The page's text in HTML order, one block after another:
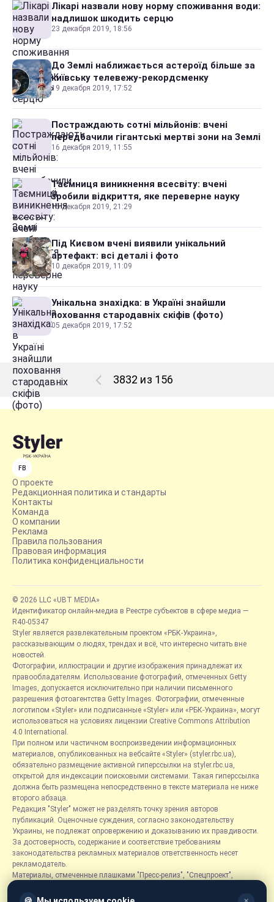
Лікарі назвали нову норму споживання води:
надлишок шкодить серцю
23 декабря 2019, 18:56
До Землі наближається астероїд більше за
київську телевежу-рекордсменку
19 декабря 2019, 17:52
Постраждають сотні мільйонів: вчені
передбачили гігантські мертві зони на Землі
16 декабря 2019, 11:55
Таємниця виникнення всесвіту: вчені
зробили відкриття, яке переверне науку
15 декабря 2019, 21:29
Під Києвом вчені виявили унікальний
артефакт: всі деталі і фото
10 декабря 2019, 11:09
Унікальна знахідка: в Україні знайшли
поховання стародавніх скіфів (фото)
05 декабря 2019, 17:52
3832 из 156
FB
О проекте
Редакционная политика и стандарты
Контакты
Команда
О компании
Реклама
Правила пользования
Правовая информация
Политика конфиденциальности
© 2026 LLC «UBT MEDIA»
Идентификатор онлайн-медиа в Реестре субъектов в сфере медиа —
R40-05347
Styler является развлекательным проектом «РБК-Украина»,
рассказывающим о людях, трендах и всё, что интересно читать вне
новостей.
Фотографии, иллюстрации и другие изображения принадлежат их
правообладателям. Использование фотографий, отмеченных Getty
Images, допускается исключительно при наличии письменного
разрешения фотоагентства Getty Images. Фотографии, отмеченные
логотипом «Styler» или подписанные «Styler» или «РБК-Украина», могут
использоваться на условиях лицензии Creative Commons Attribution
4.0 International.
При полном или частичном воспроизведении информационных
материалов, опубликованных на вебсайте «Styler» (styler.rbc.ua),
обязательно размещение активной гиперссылки на styler.rbc.ua,
открытой для индексации поисковыми системами. Такая гиперссылка
должна быть размещена непосредственно в тексте материала не ниже
второго абзаца.
Редакция "Styler" может не разделять точку зрения авторов
публикаций. Оценочные суждения, согласно законодательству
Украины, не подлежат опровержению и доказыванию их правдивости.
За достоверность, содержание и соответствие требованиям
законодательства рекламных материалов ответственность несет
рекламодатель.
Материалы, отмеченные плашками "Пресс-релиз", "Спецпроект",
размещаются на правах рекламы.